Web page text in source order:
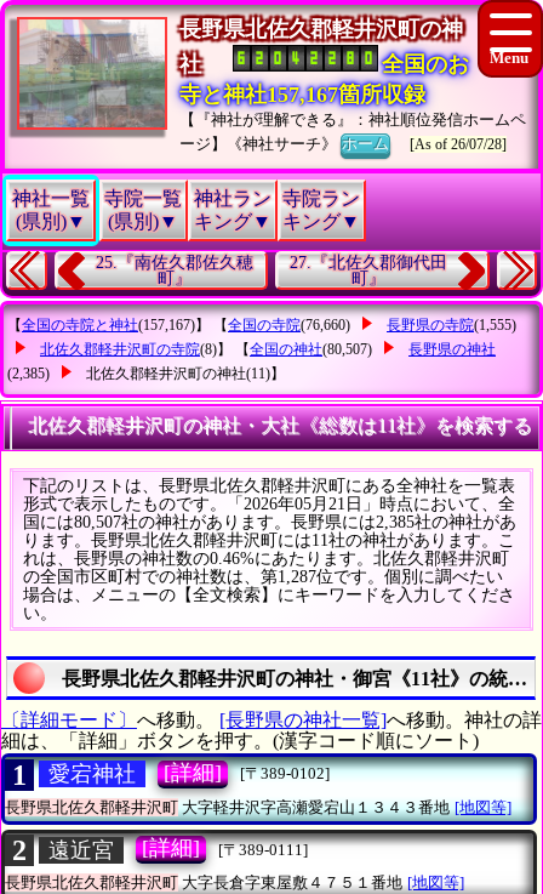
長野県北佐久郡軽井沢町の神
社
全国のお
寺と神社157,167箇所収録
【『神社が理解できる』：神社順位発信ホームペ
ージ】《神社サーチ》ホーム [As of 26/07/28]
神社一覧
(県別)▼
寺院一覧
(県別)▼
神社ラン
キング▼
寺院ラン
キング▼
25.『南佐久郡佐久穂
町』
27.『北佐久郡御代田
町』
【全国の寺院と神社(157,167)】 【全国の寺院(76,660) 長野県の寺院(1,555)
北佐久郡軽井沢町の寺院(8)】 【全国の神社(80,507)
長野県の神社
(2,385)
北佐久郡軽井沢町の神社(11)】
北佐久郡軽井沢町の神社・大社《総数は11社》を検索する
下記のリストは、長野県北佐久郡軽井沢町にある全神社を一覧表
形式で表示したものです。「2026年05月21日」時点において、全
国には80,507社の神社があります。長野県には2,385社の神社があ
ります。長野県北佐久郡軽井沢町には11社の神社があります。こ
れは、長野県の神社数の0.46%にあたります。北佐久郡軽井沢町
の全国市区町村での神社数は、第1,287位です。個別に調べたい
場合は、メニューの【全文検索】にキーワードを入力してくださ
い。
長野県北佐久郡軽井沢町の神社・御宮《11社》の統計
〔詳細モード〕 へ移動。 [長野県の神社一覧]へ移動。神社の詳
細は、「詳細」ボタンを押す。(漢字コード順にソート)
1 愛宕神社 [詳細]
[〒389-0102]
長野県北佐久郡軽井沢町大字軽井沢字高瀬愛宕山１３４３番地 [地図等]
2 遠近宮 [詳細]
[〒389-0111]
長野県北佐久郡軽井沢町大字長倉字東屋敷４７５１番地 [地図等]